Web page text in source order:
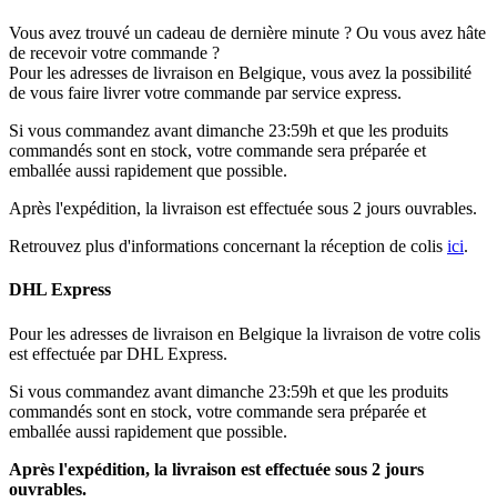
Vous avez trouvé un cadeau de dernière minute ? Ou vous avez hâte
de recevoir votre commande ?
Pour les adresses de livraison en Belgique, vous avez la possibilité
de vous faire livrer votre commande par service express.
Si vous commandez avant dimanche 23:59h et que les produits
commandés sont en stock, votre commande sera préparée et
emballée aussi rapidement que possible.
Après l'expédition, la livraison est effectuée sous 2 jours ouvrables.
Retrouvez plus d'informations concernant la réception de colis ici.
DHL Express
Pour les adresses de livraison en Belgique la livraison de votre colis
est effectuée par DHL Express.
Si vous commandez avant dimanche 23:59h et que les produits
commandés sont en stock, votre commande sera préparée et
emballée aussi rapidement que possible.
Après l'expédition, la livraison est effectuée sous 2 jours
ouvrables.